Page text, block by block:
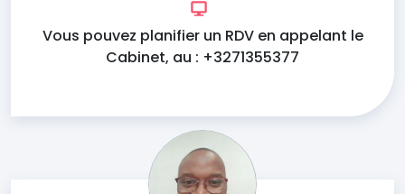
Vous pouvez planifier un RDV en appelant le
Cabinet, au : +3271355377